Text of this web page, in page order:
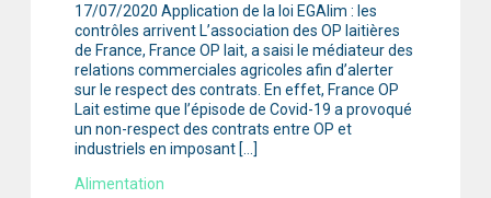
17/07/2020 Application de la loi EGAlim : les
contrôles arrivent L’association des OP laitières
de France, France OP lait, a saisi le médiateur des
relations commerciales agricoles afin d’alerter
sur le respect des contrats. En effet, France OP
Lait estime que l’épisode de Covid-19 a provoqué
un non-respect des contrats entre OP et
industriels en imposant […]
Alimentation